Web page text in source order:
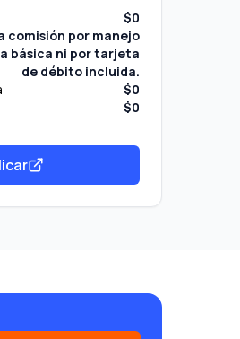
$0
comisión por manejo
básica ni por tarjeta
de débito incluida.
$0
$0